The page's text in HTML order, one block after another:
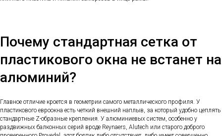
Почему стандартная сетка от
пластикового окна не встанет на
алюминий?
Главное отличие кроется в геометрии самого металлического профиля. У
пластикового евроокна есть четкий внешний наплыв, за который удобно цеплять
стандартные Z-образные крепления. У алюминиевых систем, особенно у
раздвижных балконных серий вроде Reynaers, Alutech или старого доброго